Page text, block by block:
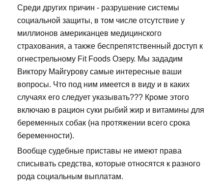
Среди других причин - разрушение системы
социальной защиты, в том числе отсутствие у
миллионов американцев медицинского
страхования, а также беспрепятственный доступ к
огнестрельному Fit Foods Озеру. Мы зададим
Виктору Майгурову самые интересные ваши
вопросы. Что под ним имеется в виду и в каких
случаях его следует указывать??? Кроме этого
включаю в рацион суки рыбий жир и витамины для
беременных собак (на протяжении всего срока
беременности).
Вообще судебные приставы не имеют права
списывать средства, которые относятся к разного
рода социальным выплатам.